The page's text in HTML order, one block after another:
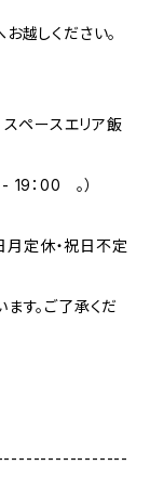
越しください。
ペースエリア飯
：00 。）
定休・祝日不定
す。ご了承くだ